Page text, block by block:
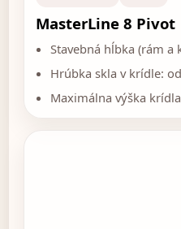
MasterLine 8 Pivot
Stavebná hĺbka (rám a
Hrúbka skla v krídle:
Maximálna výška